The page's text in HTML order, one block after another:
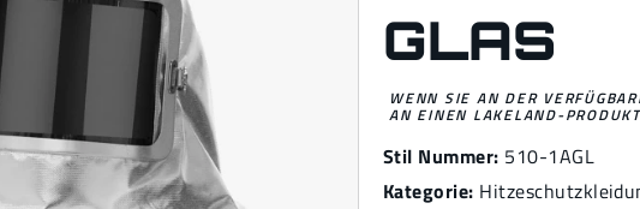
GLAS
WENN SIE AN DER
AN EINEN LAKELAND-
Stil Nummer: 510-1AGL
Kategorie: